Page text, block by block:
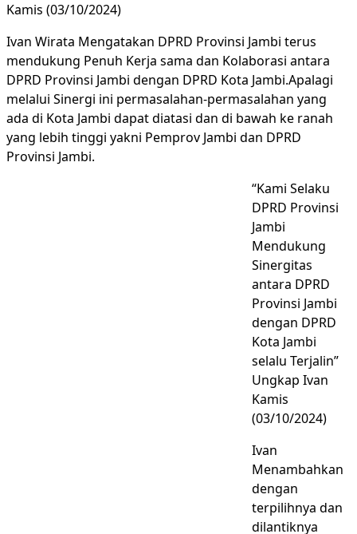
Kamis (03/10/2024)
Ivan Wirata Mengatakan DPRD Provinsi Jambi terus
mendukung Penuh Kerja sama dan Kolaborasi antara
DPRD Provinsi Jambi dengan DPRD Kota Jambi.Apalagi
melalui Sinergi ini permasalahan-permasalahan yang
ada di Kota Jambi dapat diatasi dan di bawah ke ranah
yang lebih tinggi yakni Pemprov Jambi dan DPRD
Provinsi Jambi.
“Kami Selaku
DPRD Provinsi
Jambi
Mendukung
Sinergitas
antara DPRD
Provinsi Jambi
dengan DPRD
Kota Jambi
selalu Terjalin”
Ungkap Ivan
Kamis
(03/10/2024)
Ivan
Menambahkan
dengan
terpilihnya dan
dilantiknya